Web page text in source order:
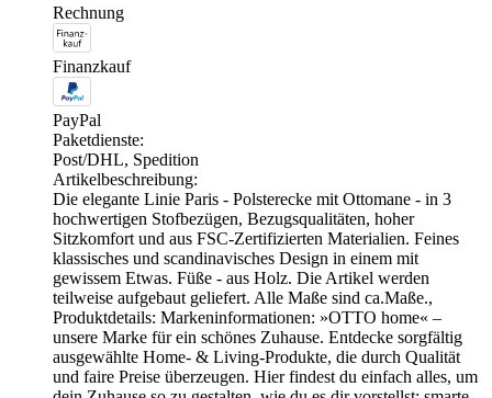
Rechnung
Finanzkauf
PayPal
Paketdienste:
Post/DHL, Spedition
Artikelbeschreibung:
Die elegante Linie Paris - Polsterecke mit Ottomane - in 3
hochwertigen Stofbezügen, Bezugsqualitäten, hoher
Sitzkomfort und aus FSC-Zertifizierten Materialien. Feines
klassisches und scandinavisches Design in einem mit
gewissem Etwas. Füße - aus Holz. Die Artikel werden
teilweise aufgebaut geliefert. Alle Maße sind ca.Maße.,
Produktdetails: Markeninformationen: »OTTO home« –
unsere Marke für ein schönes Zuhause. Entdecke sorgfältig
ausgewählte Home- & Living-Produkte, die durch Qualität
und faire Preise überzeugen. Hier findest du einfach alles, um